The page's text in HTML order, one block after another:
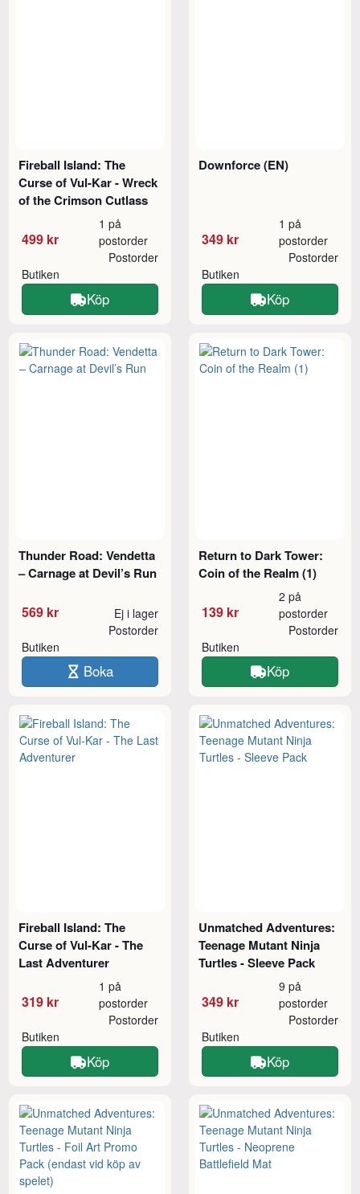
Fireball Island: The
Curse of Vul-Kar - Wreck
of the Crimson Cutlass
499 kr
1 på
postorder
Butiken
Postorder
Köp
Downforce (EN)
349 kr
1 på
postorder
Butiken
Postorder
Köp
Thunder Road: Vendetta
– Carnage at Devil’s Run
569 kr Ej i lager
Butiken
Postorder
Boka
Return to Dark Tower:
Coin of the Realm (1)
139 kr
2 på
postorder
Butiken
Postorder
Köp
Fireball Island: The
Curse of Vul-Kar - The
Last Adventurer
319 kr
1 på
postorder
Butiken
Postorder
Köp
Unmatched Adventures:
Teenage Mutant Ninja
Turtles - Sleeve Pack
349 kr
9 på
postorder
Butiken
Postorder
Köp